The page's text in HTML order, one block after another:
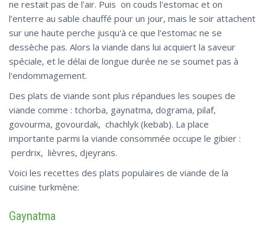
ne restait pas de l'air. Puis on couds l'estomac et on
l’enterre au sable chauffé pour un jour, mais le soir attachent
sur une haute perche jusqu'à ce que l'estomac ne se
dessèche pas. Alors la viande dans lui acquiert la saveur
spéciale, et le délai de longue durée ne se soumet pas à
l'endommagement.
Des plats de viande sont plus répandues les soupes de
viande comme : tchorba, gaynatma, dograma, pilaf,
govourma, govourdak, chachlyk (kebab). La place
importante parmi la viande consommée occupe le gibier :
perdrix, lièvres, djeyrans.
Voici les recettes des plats populaires de viande de la
cuisine turkmène:
Gaynatma